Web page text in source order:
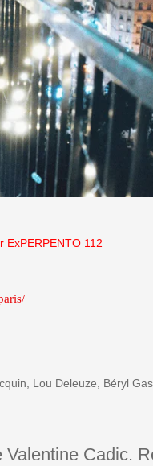
ExPERPENTO 112
Lou Deleuze, Béryl
Valentine Cadic.